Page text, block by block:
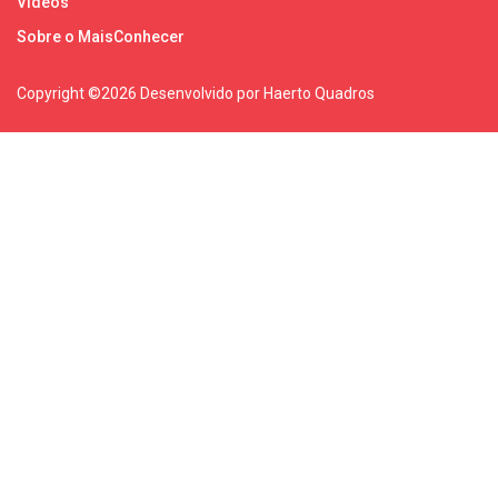
Sobre o MaisConhecer
Copyright ©2026 Desenvolvido por Haerto Quadros